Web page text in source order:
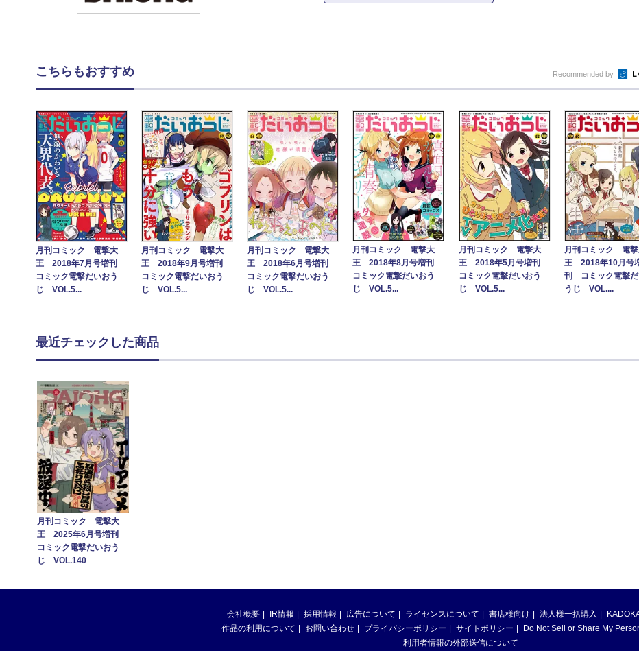
こちらもおすすめ Recommended by
月刊コミック 電撃大
王 2018年7月号増刊
コミック電撃だいおう
じ VOL.5...
月刊コミック 電撃大
王 2018年9月号増刊
コミック電撃だいおう
じ VOL.5...
月刊コミック 電撃大
王 2018年6月号増刊
コミック電撃だいおう
じ VOL.5...
月刊コミック 電撃大
王 2018年8月号増刊
コミック電撃だいおう
じ VOL.5...
月刊コミック 電撃大
王 2018年5月号増刊
コミック電撃だいおう
じ VOL.5...
月刊コミック 電
王 2018年10月号
刊 コミック電撃だ
うじ VOL....
最近チェックした商品
月刊コミック 電撃大
王 2025年6月号増刊
コミック電撃だいおう
じ VOL.140
会社概要 IR情報 採用情報 広告について ライセンスについて 書店様向け 法人様一括購入
作品の利用について
お問い合わせ プライバシーポリシー サイトポリシー
Do Not Sell or Share My
利用者情報の外部送信について